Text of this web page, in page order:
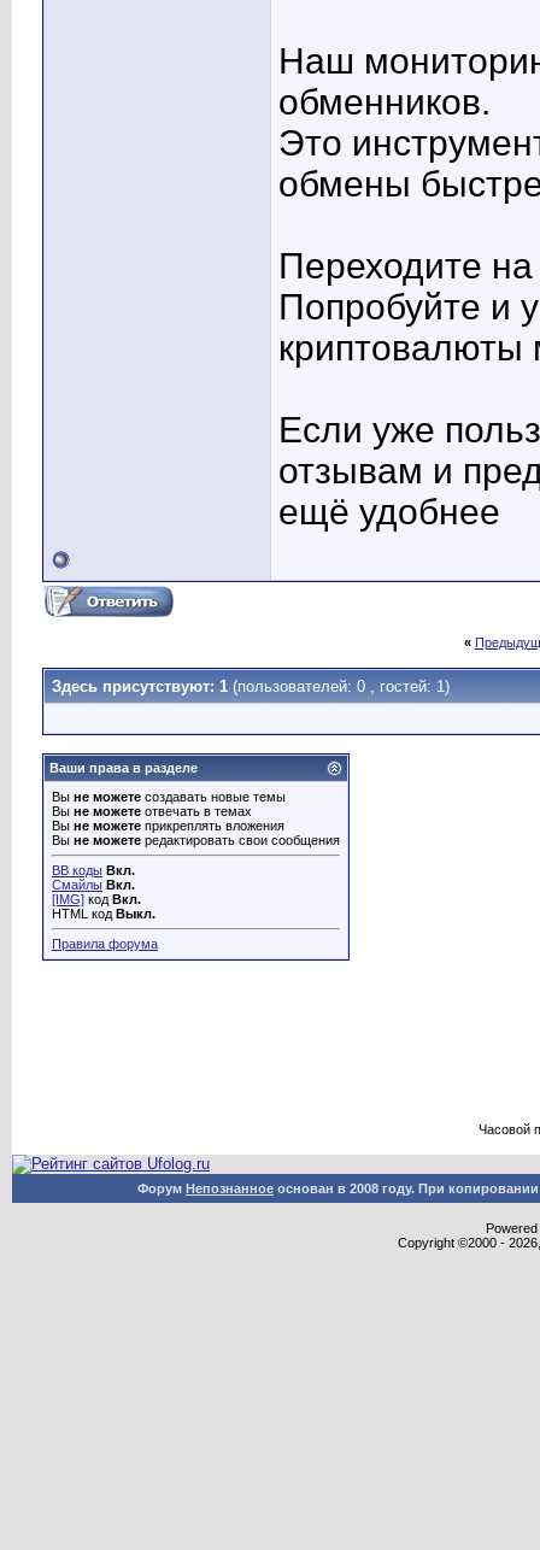
Наш
обменников.
Это
обмены
Переходите
Попробуйте и
Если уже
отзывам и
ещё удобнее
«
Здесь присутствуют: 1 (пользователей: 0 , гостей: 1)
Ваши права в разделе
Вы не можете создавать новые темы
Вы не можете отвечать в темах
Вы не можете прикреплять вложения
Вы не можете редактировать свои сообщения
BB коды Вкл.
Смайлы Вкл.
[IMG] код Вкл.
HTML код Выкл.
Правила форума
Часовой
Форум Непознанное основан в 2008 году. При
Copyright ©2000 -